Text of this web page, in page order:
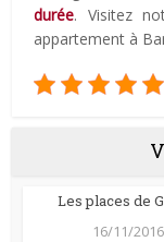
durée. Visitez
appartement à
Les places de
16/11/2016